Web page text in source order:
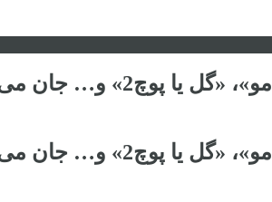
پس از یک فصل بی‌رمق ، شبکه خانگی با «هزار ویک
پس از یک فصل بی‌رمق ، شبکه خانگی با «هزار ویک